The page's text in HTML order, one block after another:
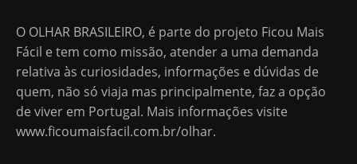
O OLHAR BRASILEIRO, é parte do projeto Ficou Mais
Fácil e tem como missão, atender a uma demanda
relativa às curiosidades, informações e dúvidas de
quem, não só viaja mas principalmente, faz a opção
de viver em Portugal. Mais informações visite
www.ficoumaisfacil.com.br/olhar.